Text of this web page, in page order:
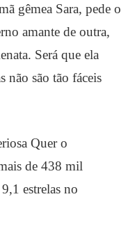
gêmea Sara, pede o
amante de outra,
Será que ela
não são tão fáceis
Quer o
de 438 mil
estrelas no